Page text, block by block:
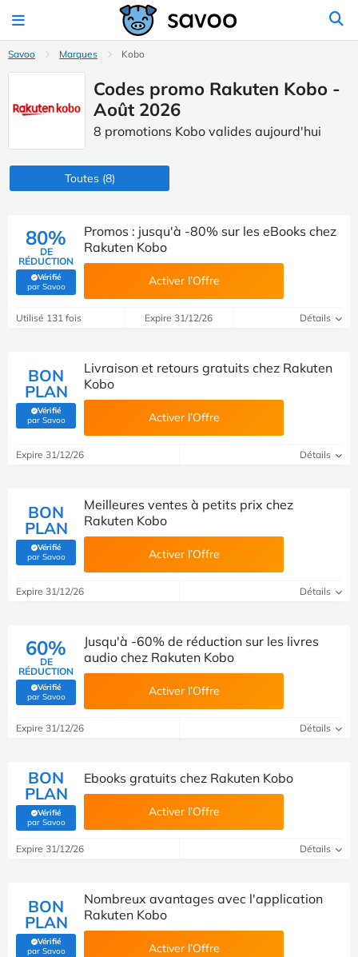
Savoo Marques Kobo
Codes promo Rakuten Kobo -
Août 2026
8 promotions Kobo valides aujourd'hui
Toutes(8)
80%
DE
RÉDUCTION
Vérifié
par Savoo(Vérifié par Savoo)
Promos : jusqu'à -80% sur les eBooks chez
Rakuten Kobo
Activer l’Offre
Utilisé 131 fois Expire 31/12/26 Détails
BON
PLAN
Vérifié
par Savoo(Vérifié par Savoo)
Livraison et retours gratuits chez Rakuten
Kobo
Activer l’Offre
Expire 31/12/26 Détails
BON
PLAN
Vérifié
par Savoo(Vérifié par Savoo)
Meilleures ventes à petits prix chez
Rakuten Kobo
Activer l’Offre
Expire 31/12/26 Détails
60%
DE
RÉDUCTION
Vérifié
par Savoo(Vérifié par Savoo)
Jusqu'à -60% de réduction sur les livres
audio chez Rakuten Kobo
Activer l’Offre
Expire 31/12/26 Détails
BON
PLAN
Vérifié
par Savoo(Vérifié par Savoo)
Ebooks gratuits chez Rakuten Kobo
Activer l’Offre
Expire 31/12/26 Détails
BON
PLAN
Vérifié
par Savoo(Vérifié par Savoo)
Nombreux avantages avec l'application
Rakuten Kobo
Activer l’Offre